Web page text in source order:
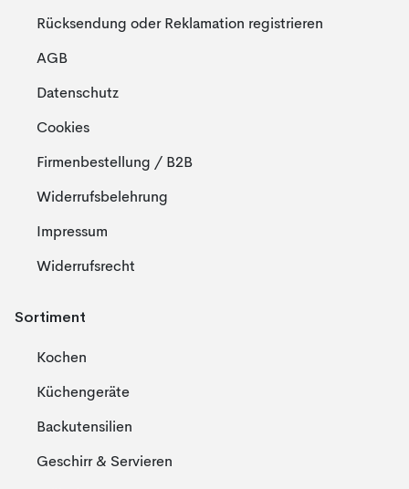
Rücksendung oder Reklamation registrieren
AGB
Datenschutz
Cookies
Firmenbestellung / B2B
Widerrufsbelehrung
Impressum
Widerrufsrecht
Sortiment
Kochen
Küchengeräte
Backutensilien
Geschirr & Servieren